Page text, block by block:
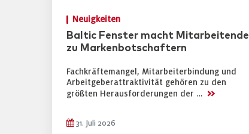
Neuigkeiten
Baltic Fenster macht Mitarbeitende
zu Markenbotschaftern
Fachkräftemangel, Mitarbeiterbindung und
Arbeitgeberattraktivität gehören zu den
größten Herausforderungen der … >>
31. Juli 2026